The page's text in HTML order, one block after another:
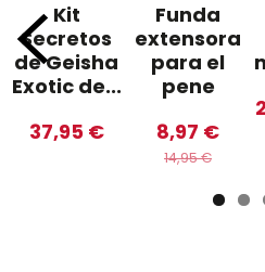
Kit
Secretos
de Geisha
Exotic de...
37,95 €
Funda
extensora
para el
pene
8,97 €
14,95 €